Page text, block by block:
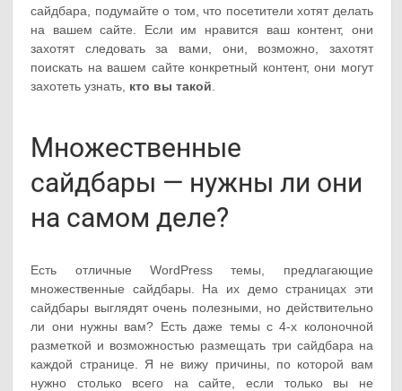
сайдбара, подумайте о том, что посетители хотят делать
на вашем сайте. Если им нравится ваш контент, они
захотят следовать за вами, они, возможно, захотят
поискать на вашем сайте конкретный контент, они могут
захотеть узнать, кто вы такой
Множественные
сайдбары — нужны ли они
на самом деле?
Есть отличные WordPress темы, предлагающие
множественные сайдбары. На их демо страницах эти
сайдбары выглядят очень полезными, но действительно
ли они нужны вам? Есть даже темы с 4-х колоночной
разметкой и возможностью размещать три сайдбара на
каждой странице. Я не вижу причины, по которой вам
нужно столько всего на сайте, если только вы не